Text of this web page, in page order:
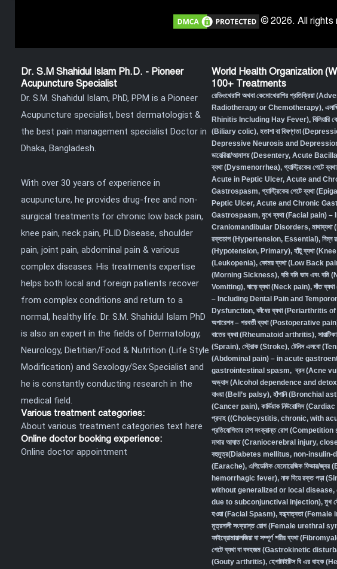
© 2026. All rights
Dr. S.M Shahidul Islam Ph.D. - Pioneer
Acupuncture Specialist
Dr. S.M. Shahidul Islam, PhD, PPM is a Pioneer
Acupuncture specialist, best dermatologist &
the best pain management specialist Doctor in
Dhaka, Bangladesh.
With over 30 years of experience in
acupuncture, he provides drug-free and non-
surgical treatments for chronic low back pain,
knee pain, neck pain, PLID Disease, shoulder
pain, joint pain, abdominal pain & various
complex diseases. His treatments expertise
helps both local and foreign patients recover
from complex conditions and return to a
normal, healthy life. Dr. S.M. Shahidul Islam PhD
is also an expert in the fields of Dermatology,
Neurology, Dietitian/Food & Nutrition (Life Style
Modification) and Sexology/Sex Specialist and
he is constantly conducting research in the
medical field.
Various treatment categories:
About various treatment categories text here
Online doctor booking experience:
Online doctor appointment
World Health Organization
100+ Treatments
রেডিওথেরাপি অথবা কেমোথেরাপির প্রতিক্রিয়া
Radiotherapy or Chemotherapy),
Rhinitis Including Hay Fever), বিলিয়ারি
(Biliary colic), হতাশা বা বিষণ্ণতা
Depressive Neurosis and
ডায়েরিয়া/আমাশয় (Desentery, Acute
ব্যথা (Dysmenorrhea), গ্যাস্ট্রিকের পেটে
Acute in Peptic Ulcer, Acute and
Gastrospasm, গ্যাস্ট্রিকের পেটে ব্যথা
Peptic Ulcer, Acute and Chronic
Gastrospasm, মুখে ব্যথা (Facial pain)
Craniomandibular Disorders,
রক্তচাপ (Hypertension, Essential), নিম্ন
(Hypotension, Primary), হাঁটু ব্যথা
(Leukopenia), কোমর ব্যথা (Low Back
(Morning Sickness), বমি বমি ভাব এবং
Vomiting), ঘাড়ে ব্যথা (Neck pain),দাঁত
– Including Dental Pain and
Dysfunction, কাঁধের ব্যথা (Periarthritis
অপারেশন – পরবর্তী ব্যথা (Postoperative
বাতের ব্যথা (Rheumatoid arthritis),
(Sprain), স্ট্রোক (Stroke), টেনিস এলবো
(Abdominal pain) – in acute
gastrointestinal spasm, ব্রন (Acne
অভ্যাস (Alcohol dependence and
যাওয়া (Bell’s palsy), হাঁপানি (Bronchial
(Cancer pain), কার্ডিয়াক নিউরোসিস
প্রদাহ ((Cholecystitis, chronic, with
প্রতিযোগিতার চাপ সংক্রান্ত রোগ
মাথার আঘাত (Craniocerebral injury,
বহুমূত্র(Diabetes mellitus, non-insulin-
(Earache), এপিডেমিক হেমোরেজিক ফিভার/
hemorrhagic fever), নাক দিয়ে রক্ত পড়া
without generalized or local disease,
due to subconjunctival injection), মুখ
হওয়া (Facial Spasm), বন্ধ্যাত্বতা
মূত্রনালী সংক্রান্ত রোগ (Female urethral
ফাইব্রোমায়ালজিয়া বা সম্পূর্ণ শরীর ব্যথা
পেটে ব্যথা বা বদহজম (Gastrokinetic
(Gouty arthritis), হেপাটাইটিস বি এর